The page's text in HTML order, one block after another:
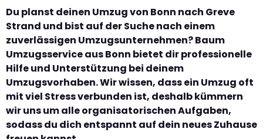
Du planst deinen Umzug von Bonn nach Greve
Strand und bist auf der Suche nach einem
zuverlässigen Umzugsunternehmen? Baum
Umzugsservice aus Bonn bietet dir professionelle
Hilfe und Unterstützung bei deinem
Umzugsvorhaben. Wir wissen, dass ein Umzug oft
mit viel Stress verbunden ist, deshalb kümmern
wir uns um alle organisatorischen Aufgaben,
sodass du dich entspannt auf dein neues Zuhause